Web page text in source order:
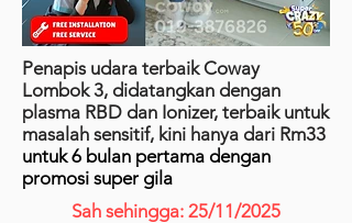
Penapis udara terbaik Coway
Lombok 3, didatangkan dengan
plasma RBD dan Ionizer, terbaik untuk
masalah sensitif, kini hanya dari Rm33
untuk 6 bulan pertama dengan
promosi super gila
Sah sehingga: 25/11/2025